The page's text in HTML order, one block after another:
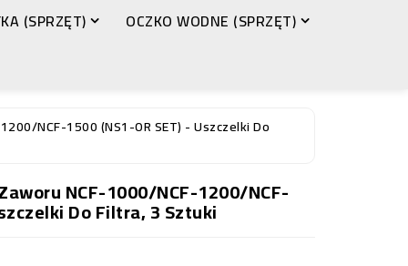
(SPRZĘT)
OCZKO WODNE (SPRZĘT)
NCF-1500 (NS1-OR SET) - Uszczelki Do
NCF-1000/NCF-1200/NCF-
Do Filtra, 3 Sztuki